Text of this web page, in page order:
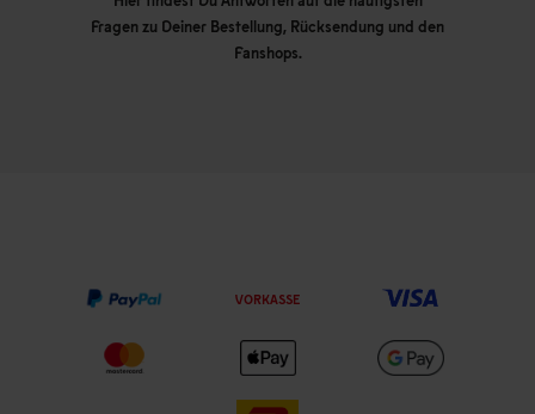
Fragen zu Deiner Bestellung, Rücksendung und den
Fanshops.
VORKASSE